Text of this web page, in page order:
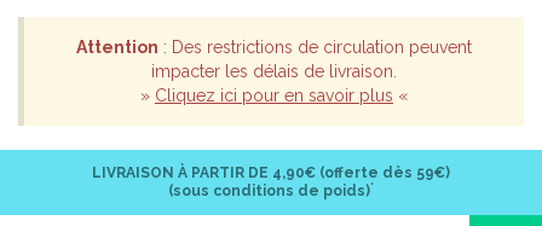
Attention : Des restrictions de circulation peuvent
impacter les délais de livraison.
» Cliquez ici pour en savoir plus «
LIVRAISON À PARTIR DE 4,90€ (offerte dès 59€)
(sous conditions de poids)*